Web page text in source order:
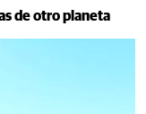
de otro planeta